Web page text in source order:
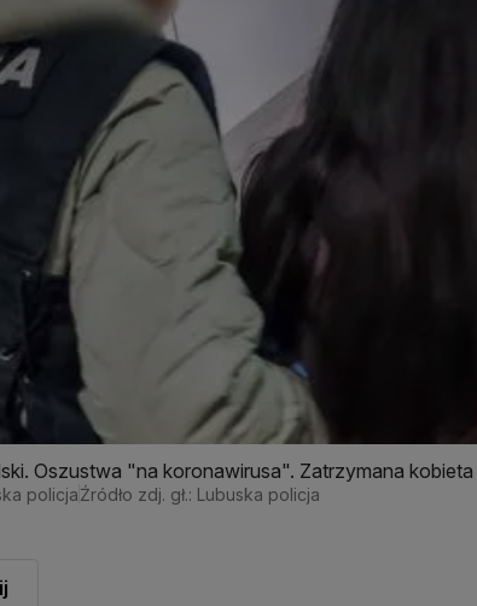
Oszustwa "na koronawirusa". Zatrzymana kobieta
policjaŹródło zdj. gł.: Lubuska policja